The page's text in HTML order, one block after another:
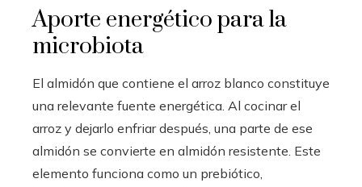
Aporte energético para la
microbiota
El almidón que contiene el arroz blanco constituye
una relevante fuente energética. Al cocinar el
arroz y dejarlo enfriar después, una parte de ese
almidón se convierte en almidón resistente. Este
elemento funciona como un prebiótico,